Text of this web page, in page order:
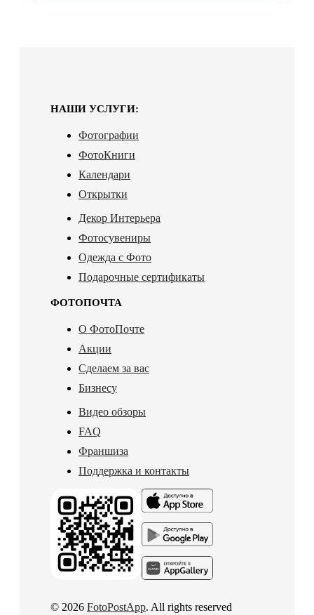
НАШИ УСЛУГИ:
Фотографии
ФотоКниги
Календари
Открытки
Декор Интерьера
Фотосувениры
Одежда с Фото
Подарочные сертификаты
ФОТОПОЧТА
О ФотоПочте
Акции
Сделаем за вас
Бизнесу
Видео обзоры
FAQ
Франшиза
Поддержка и контакты
© 2026 FotoPostApp. All rights reserved